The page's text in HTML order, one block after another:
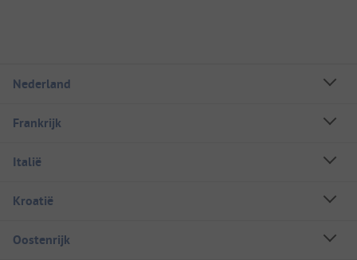
Nederland
Frankrijk
Italië
Kroatië
Oostenrijk